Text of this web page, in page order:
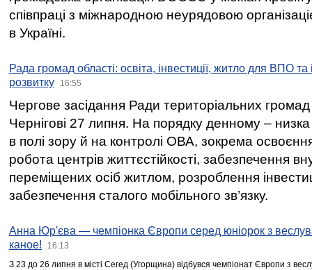
співпраці з міжнародною неурядовою
в Україні.
Рада громад області: освіта, інвестиції, житло для ВПО
розвитку
16:55
Чергове засідання Ради територіальних громад
Чернігові 27 липня. На порядку денному –
в полі зору й на контролі ОВА, зокрема освоєння
робота центрів життєстійкості, забезпечення
переміщених осіб житлом, розроблення
забезпечення сталого мобільного зв’язку.
Анна Юр'єва — чемпіонка Європи серед юніорок з
каное!
16:13
З 23 до 26 липня в місті Сегед (Угорщина) відбувся чемпіонат Європи з